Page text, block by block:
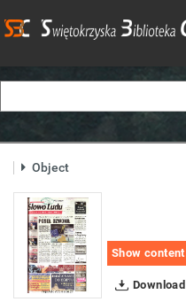
Object
Show content
Download